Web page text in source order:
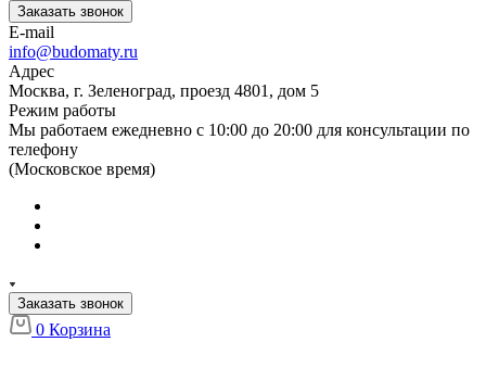
Заказать звонок
E-mail
info@budomaty.ru
Адрес
Москва, г. Зеленоград, проезд 4801, дом 5
Режим работы
Мы работаем ежедневно с 10:00 до 20:00 для консультации по
телефону
(Московское время)
Заказать звонок
0 Корзина